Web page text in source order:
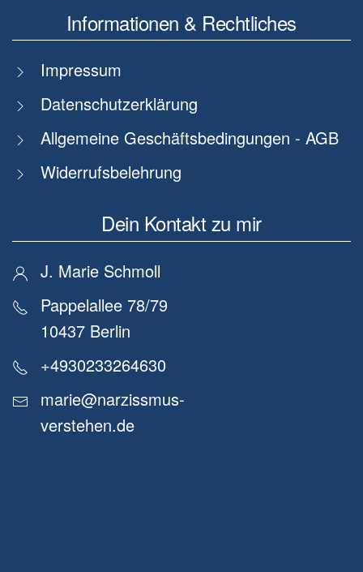
Informationen & Rechtliches
Impressum
Datenschutzerklärung
Allgemeine Geschäftsbedingungen - AGB
Widerrufsbelehrung
Dein Kontakt zu mir
J. Marie Schmoll
Pappelallee 78/79
10437 Berlin
+4930233264630
marie@narzissmus-
verstehen.de